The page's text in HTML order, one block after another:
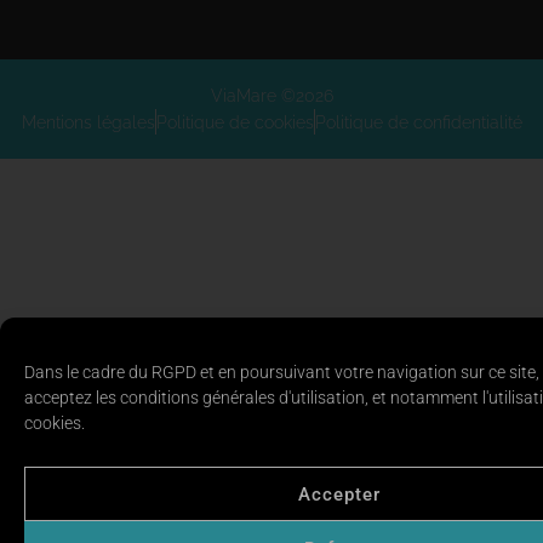
Dans le cadre du RGPD et en poursuivant votre navigation sur ce
acceptez les conditions générales d'utilisation, et notamment
cookies.
Accepter
ViaMare ©2026
Mentions légalesPolitique de cookiesPolitique de confidentialité